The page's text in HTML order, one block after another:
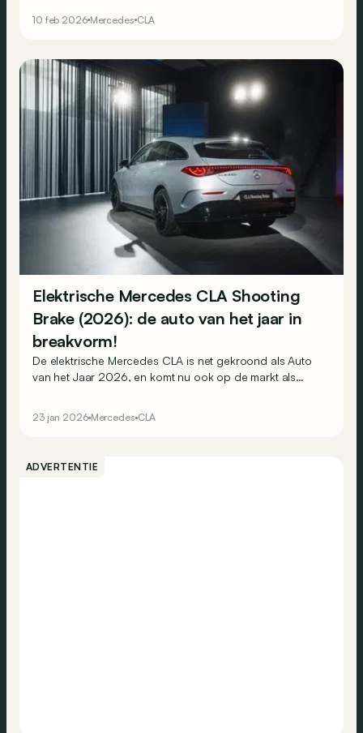
10 feb 2026 Mercedes CLA
Elektrische Mercedes CLA Shooting
Brake (2026): de auto van het jaar in
breakvorm!
De elektrische Mercedes CLA is net gekroond als Auto
van het Jaar 2026, en komt nu ook op de markt als
23 jan 2026 Mercedes CLA
ADVERTENTIE